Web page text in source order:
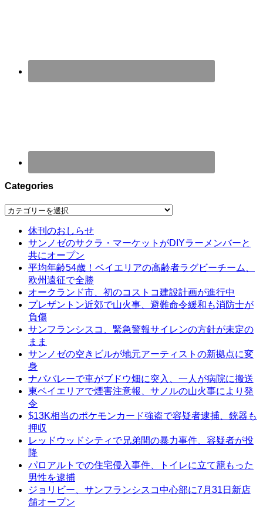
Categories
Categories
休刊のおしらせ
サンノゼのサクラ・マーケットがDIYラーメンバーと
共にオープン
平均年齢54歳！ベイエリアの高齢者ラグビーチーム、
欧州遠征で全勝
オークランド市、初のコストコ建設計画が進行中
プレザントン近郊で山火事、避難命令緩和も消防士が
負傷
サンフランシスコ、緊急警報サイレンの方針が未定の
まま
サンノゼの空きビルが地元アーティストの新拠点に変
身
ナパバレーで車がブドウ畑に突入、一人が病院に搬送
東ベイエリアで煙害注意報、サノルの山火事により発
令
$13K相当のポケモンカード強盗で容疑者逮捕、銃器も
押収
レッドウッドシティで兄弟間の暴力事件、容疑者が投
降
パロアルトでの住宅侵入事件、トイレに立て籠もった
男性を逮捕
ジョリビー、サンフランシスコ中心部に7月31日新店
舗オープン